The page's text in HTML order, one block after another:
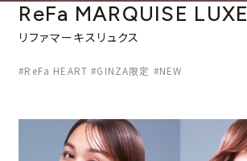
#ReFa HEART #GINZA限定 #NEW
ReFa MARQUISE LUXE
リファマーキスリュクス